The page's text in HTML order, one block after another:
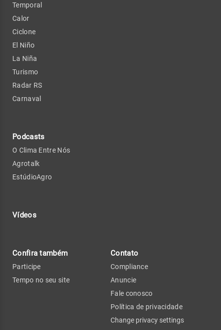
Temporal
Calor
Ciclone
El Niño
La Niña
Turismo
Radar RS
Carnaval
Podcasts
O Clima Entre Nós
Agrotalk
EstúdioAgro
Vídeos
Confira também
Participe
Tempo no seu site
Contato
Compliance
Anuncie
Fale conosco
Política de privacidade
Change privacy settings